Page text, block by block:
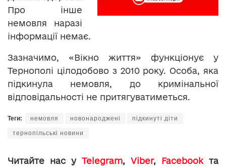
Про інше
немовля наразі
інформації немає.
Зазначимо, «Вікно життя» функціонує у
Тернополі цілодобово з 2010 року. Особа, яка
підкинула немовля, до кримінальної
відповідальності не притягуватиметься.
Теги: немовля новонароджені підкинуті діти
тернопільські новини
Читайте нас у Telegram, Viber, Facebookта